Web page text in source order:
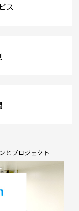
ス
とプロジェクト